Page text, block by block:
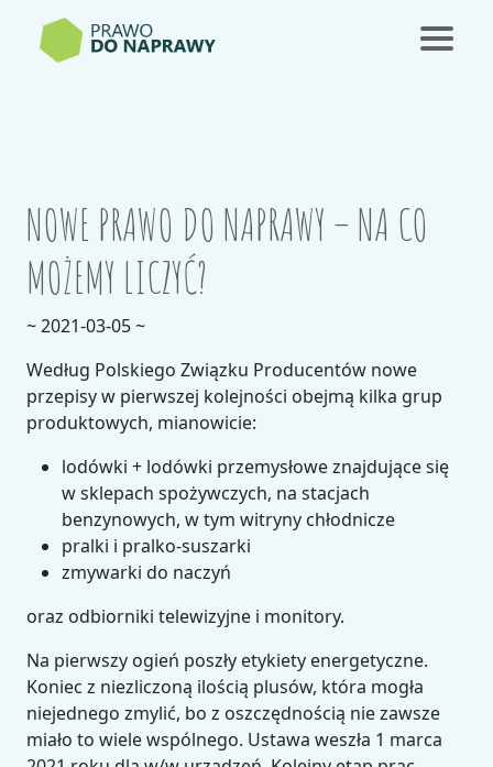
NOWE PRAWO DO NAPRAWY – NA CO
MOŻEMY LICZYĆ?
~ 2021-03-05 ~
Według Polskiego Związku Producentów nowe
przepisy w pierwszej kolejności obejmą kilka grup
produktowych, mianowicie:
lodówki + lodówki przemysłowe znajdujące się
w sklepach spożywczych, na stacjach
benzynowych, w tym witryny chłodnicze
pralki i pralko-suszarki
zmywarki do naczyń
oraz odbiorniki telewizyjne i monitory.
Na pierwszy ogień poszły etykiety energetyczne.
Koniec z niezliczoną ilością plusów, która mogła
niejednego zmylić, bo z oszczędnością nie zawsze
miało to wiele wspólnego. Ustawa weszła 1 marca